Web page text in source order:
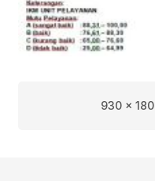
930 x 180